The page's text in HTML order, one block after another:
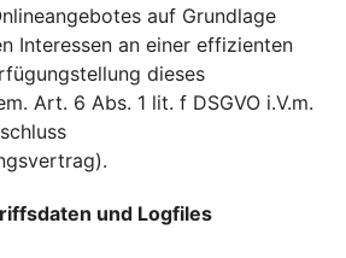
auf Grundlage
Interessen an einer effizienten
dieses
Art. 6 Abs. 1 lit. f DSGVO i.V.m.
und Logfiles